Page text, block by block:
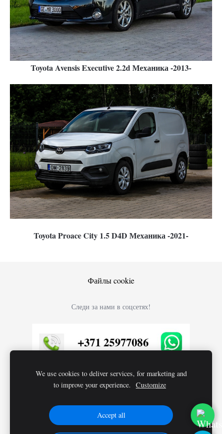
Toyota Avensis Executive 2.2d Механика -2013-
Toyota Proace City 1.5 D4D Механика -2021-
Файлы cookie
Следи за нами в соцсетях!
We use cookies to deliver services, for marketing and
to improve your experience. Customize
Accept all